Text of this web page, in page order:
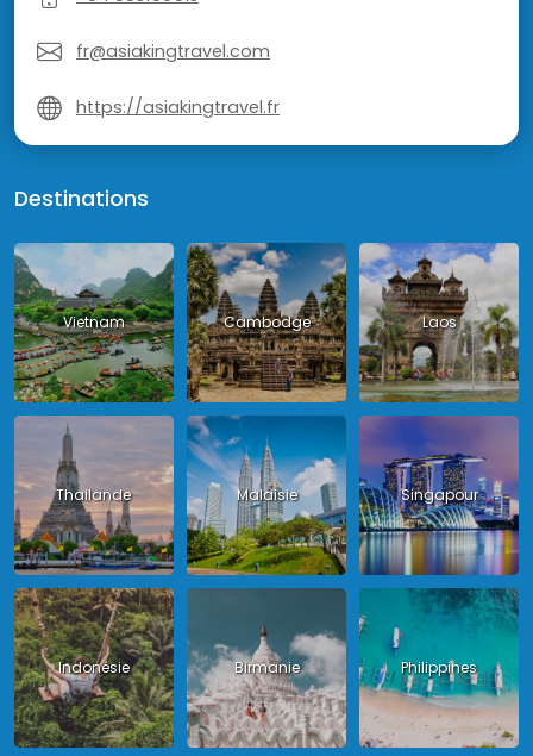
fr@asiakingtravel.com
https://asiakingtravel.fr
Destinations
Vietnam Cambodge Laos
Thailande Malaisie Singapour
Indonésie Birmanie Philippines